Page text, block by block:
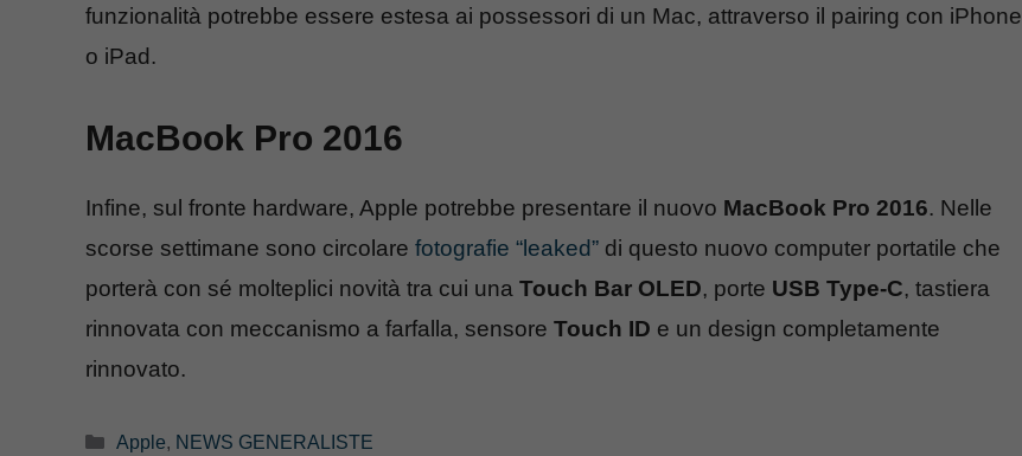
funzionalità potrebbe essere estesa ai possessori di un Mac, attraverso il pairing con iPhone
o iPad.
MacBook Pro 2016
Infine, sul fronte hardware, Apple potrebbe presentare il nuovo MacBook Pro 2016. Nelle
scorse settimane sono circolare fotografie “leaked” di questo nuovo computer portatile che
porterà con sé molteplici novità tra cui una Touch Bar OLED, porte USB Type-C, tastiera
rinnovata con meccanismo a farfalla, sensore Touch ID e un design completamente
rinnovato.
Categorie
Apple, NEWS GENERALISTE